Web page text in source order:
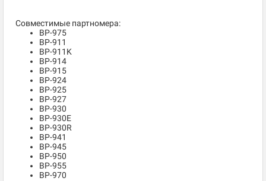
Совместимые партномера:
BP-975
BP-911
BP-911K
BP-914
BP-915
BP-924
BP-925
BP-927
BP-930
BP-930E
BP-930R
BP-941
BP-945
BP-950
BP-955
BP-970